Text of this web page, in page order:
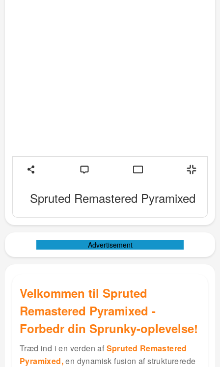
Spruted Remastered Pyramixed
Advertisement
Velkommen til Spruted
Remastered Pyramixed -
Forbedr din Sprunky-oplevelse!
Træd ind i en verden af Spruted Remastered
Pyramixed,en dynamisk fusion af strukturerede